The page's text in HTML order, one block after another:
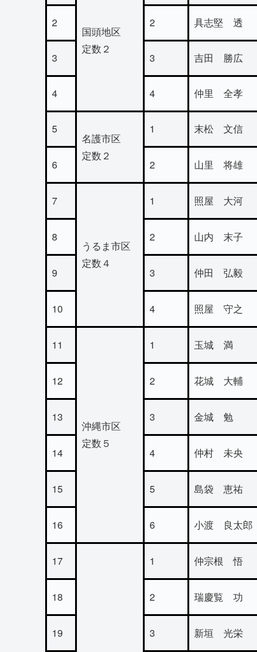
国頭地区
定数２
2 2 具志堅 透
3 3 吉田 勝広
4 4 仲里 全孝
5
名護市区
定数２
1 末松 文信
6 2 山里 将雄
7
うるま市区
定数４
1 照屋 大河
8 2 山内 末子
9 3 仲田 弘毅
10 4 照屋 守之
11
沖縄市区
定数５
1 玉城 満
12 2 花城 大輔
13 3 金城 勉
14 4 仲村 未央
15 5 島袋 恵祐
16 6 小渡 良太郎
17 1 仲宗根 悟
18 2 瑞慶覧 功
19 3 新垣 光栄